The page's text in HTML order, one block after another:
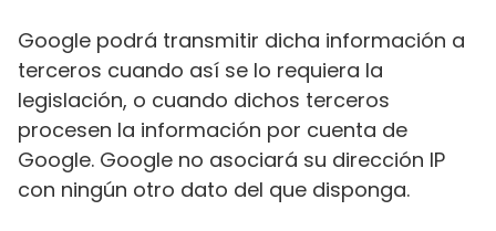
Google podrá transmitir dicha información a
terceros cuando así se lo requiera la
legislación, o cuando dichos terceros
procesen la información por cuenta de
Google. Google no asociará su dirección IP
con ningún otro dato del que disponga.